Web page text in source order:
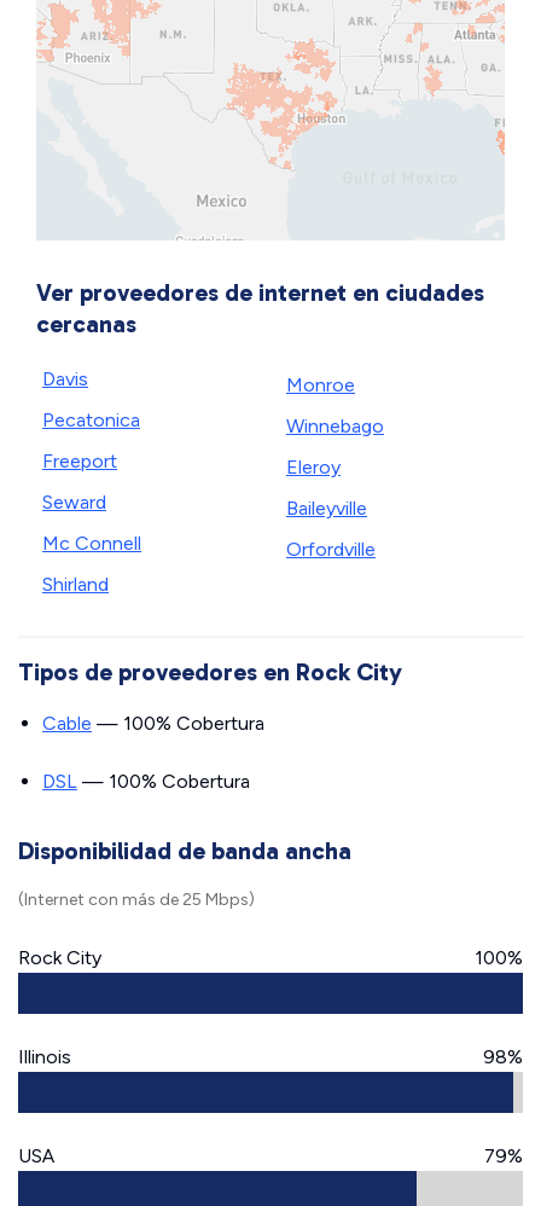
Ver proveedores de internet en ciudades
cercanas
Davis
Pecatonica
Freeport
Seward
Mc Connell
Shirland
Monroe
Winnebago
Eleroy
Baileyville
Orfordville
Tipos de proveedores en Rock City
Cable — 100% Cobertura
DSL — 100% Cobertura
Disponibilidad de banda ancha
(Internet con más de 25 Mbps)
Rock City 100%
Illinois 98%
USA 79%